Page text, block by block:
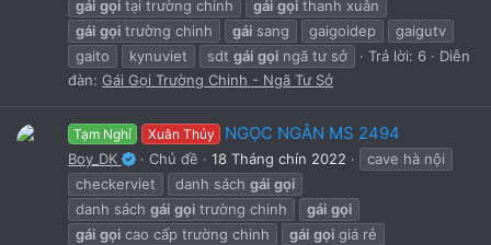
)
gái gọi tại trường chinh gái gọi thanh xuân
gái gọi trường chinh gái sang gaigoidep
gaigutv
gaito
kynuviet sdt gái gọi ngã tư sở Trả lời: 6
Diễn
đàn: Gái Gọi Trường Chinh - Ngã Tư Sở
Tạm Nghỉ Xuân Thủy NGỌC NGÂN MS 2494
Boy_DK Chủ đề 18 Tháng chín 2022
cave hà nội
checkerviet
danh sách gái gọi
danh sách gái gọi trường chinh gái gọi
gái gọi cao cấp trường chinh gái gọi giá rẻ